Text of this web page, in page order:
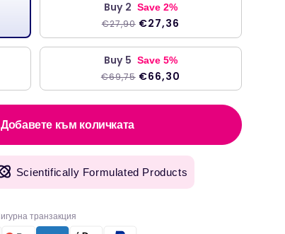
Buy 2 Save 2%
€27,90 €27,36
Buy 5 Save 5%
€69,75 €66,30
Добавете към количката
Scientifically Formulated Products
транзакция